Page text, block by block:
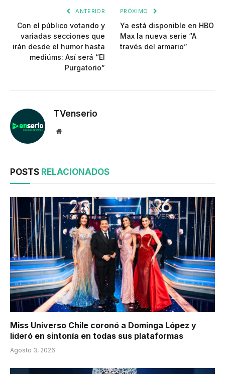
ANTERIOR
Con el público votando y
variadas secciones que
irán desde el humor hasta
mediúms: Así será “El
Purgatorio”
PRÓXIMO
Ya está disponible en HBO
Max la nueva serie “A
través del armario”
TVenserio
Website
POSTS RELACIONADOS
Miss Universo Chile coronó a Dominga López y
lideró en sintonía en todas sus plataformas
Agosto 3, 2026